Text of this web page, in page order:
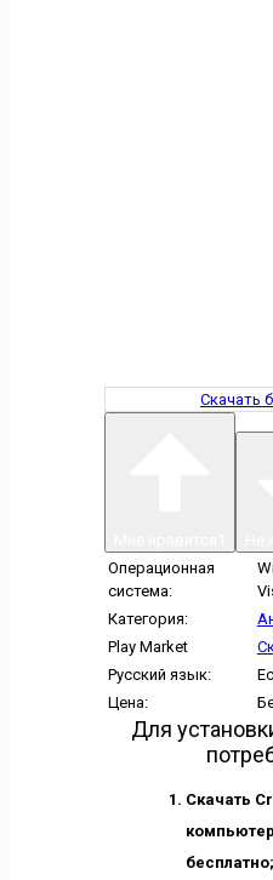
Скачать
Операционная
система:
Категория:
Play Market
Русский язык:
Цена:
Для
Скачать
бесплатно;